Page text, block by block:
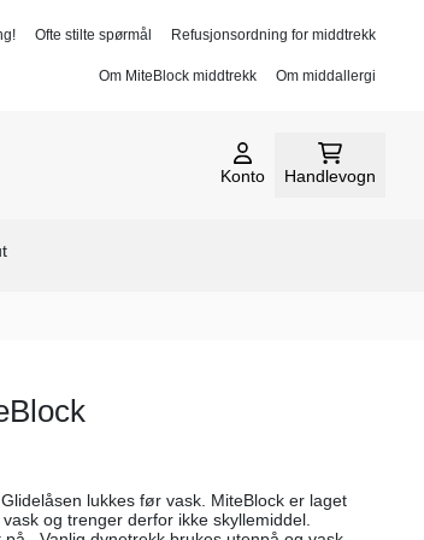
Ofte stilte spørmål Refusjonsordning for middtrekk
Om MiteBlock middtrekk Om middallergi
Konto Handlevogn
lukkes før vask. MiteBlock er laget
og trenger derfor ikke skyllemiddel.